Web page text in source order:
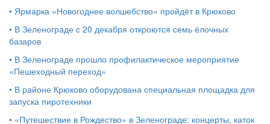
• Ярмарка «Новогоднее волшебство» пройдёт в Крюково
• В Зеленограде с 20 декабря откроются семь ёлочных
базаров
• В Зеленограде прошло профилактическое мероприятие
«Пешеходный переход»
• В районе Крюково оборудована специальная площадка для
запуска пиротехники
• «Путешествие в Рождество» в Зеленограде: концерты, каток